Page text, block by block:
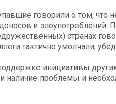
говорили о том, что
и злоупотреблений.
странах
тактично умолчали,
инициативы
наличие проблемы и